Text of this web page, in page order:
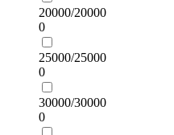
20000/20000
0
25000/25000
0
30000/30000
0